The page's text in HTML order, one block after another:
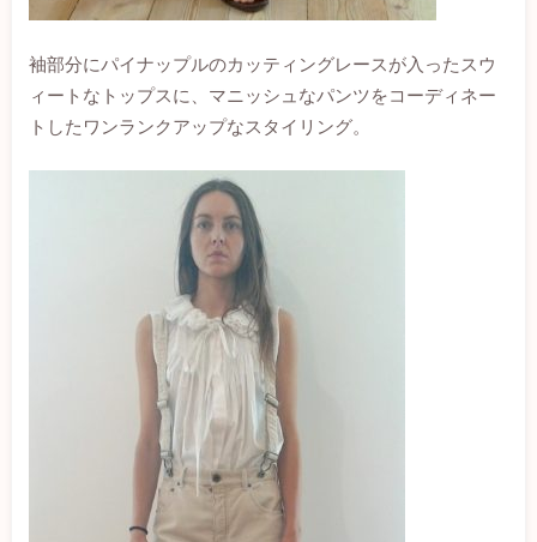
袖部分にパイナップルのカッティングレースが入ったスウ
ィートなトップスに、マニッシュなパンツをコーディネー
トしたワンランクアップなスタイリング。